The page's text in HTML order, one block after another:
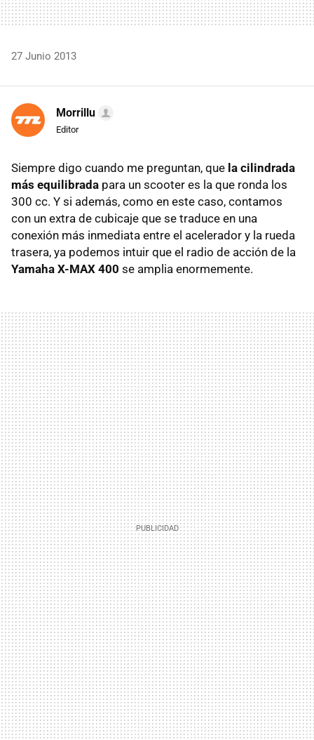
27 Junio 2013
Morrillu
Editor
Siempre digo cuando me preguntan, que la cilindrada
más equilibrada para un scooter es la que ronda los
300 cc. Y si además, como en este caso, contamos
con un extra de cubicaje que se traduce en una
conexión más inmediata entre el acelerador y la rueda
trasera, ya podemos intuir que el radio de acción de la
Yamaha X-MAX 400 se amplia enormemente.